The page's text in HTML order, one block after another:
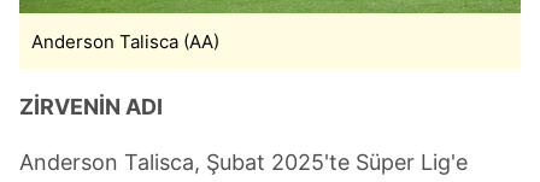
sınırlı olarak açık rızanız dahilinde kullanılacaktır.
vasıtasıyla belirleyebilirsiniz. Çerezlere ilişkin detaylı bilgi
için Ayarlar butonuna tıklayabilir,
ziyaret edebilirsiniz.
Anderson Talisca (AA)
ZİRVENİN ADI
Anderson Talisca, Şubat 2025'te Süper Lig'e